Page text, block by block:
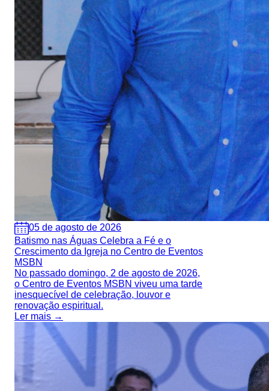
05 de agosto de 2026
Batismo nas Águas Celebra a Fé e o
Crescimento da Igreja no Centro de Eventos
MSBN
No passado domingo, 2 de agosto de 2026,
o Centro de Eventos MSBN viveu uma tarde
inesquecível de celebração, louvor e
renovação espiritual.
Ler mais →